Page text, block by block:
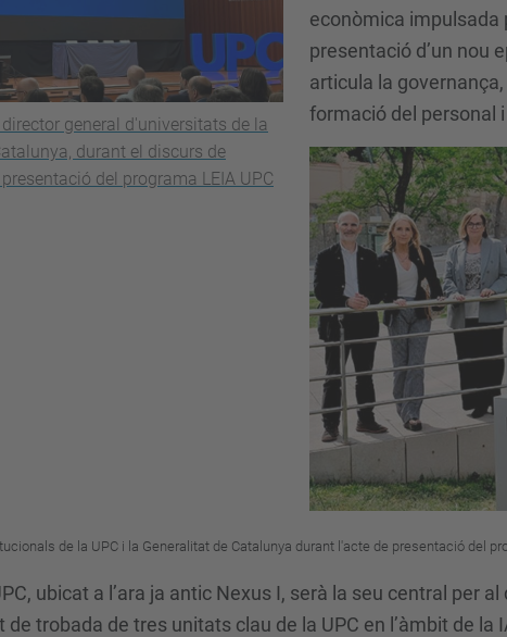
general d'universitats de la
durant el discurs de
del programa LEIA UPC
econòmica impulsada
presentació d’un nou
articula la
formació del personal
de la UPC i la Generalitat de Catalunya durant l'acte de presentació del
ubicat a l’ara ja antic Nexus I, serà la seu central
de trobada de tres unitats clau de la UPC en l’àmbit de la